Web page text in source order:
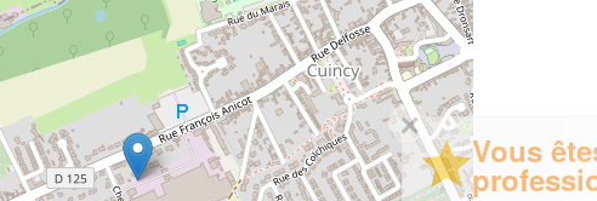
✕
Vous êtes un
professionnel ?